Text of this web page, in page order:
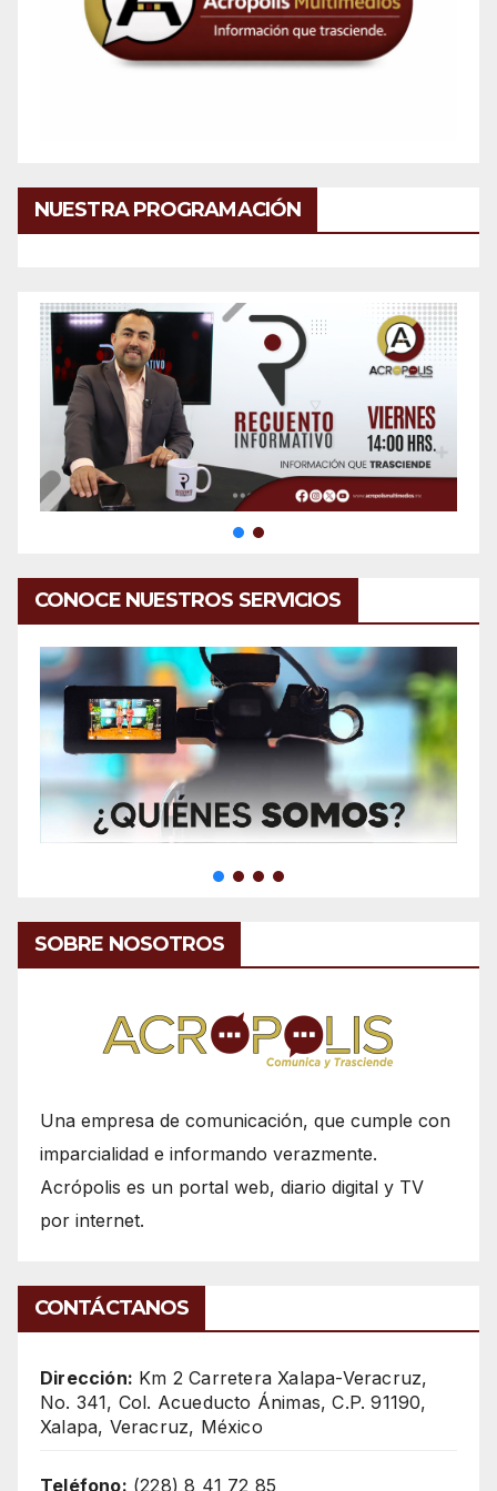
NUESTRA PROGRAMACIÓN
CONOCE NUESTROS SERVICIOS
SOBRE NOSOTROS
Una empresa de comunicación, que cumple con
imparcialidad e informando verazmente.
Acrópolis es un portal web, diario digital y TV
por internet.
CONTÁCTANOS
Dirección: Km 2 Carretera Xalapa-Veracruz,
No. 341, Col. Acueducto Ánimas, C.P. 91190,
Xalapa, Veracruz, México
Teléfono: (228) 8 41 72 85